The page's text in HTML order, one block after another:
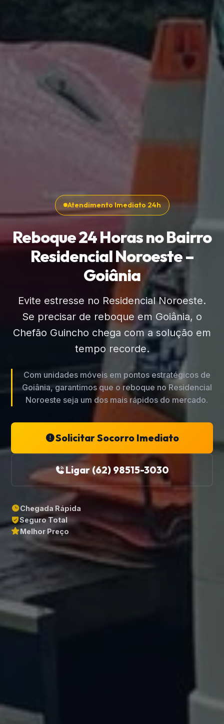
Atendimento Imediato 24h
Reboque 24 Horas no Bairro
Residencial Noroeste –
Goiânia
Evite estresse no Residencial Noroeste.
Se precisar de reboque em Goiânia, o
Chefão Guincho chega com a solução em
tempo recorde.
Com unidades móveis em pontos estratégicos de
Goiânia, garantimos que o reboque no Residencial
Noroeste seja um dos mais rápidos do mercado.
Solicitar Socorro Imediato
Ligar (62) 98515-3030
Chegada Rápida
Seguro Total
Melhor Preço